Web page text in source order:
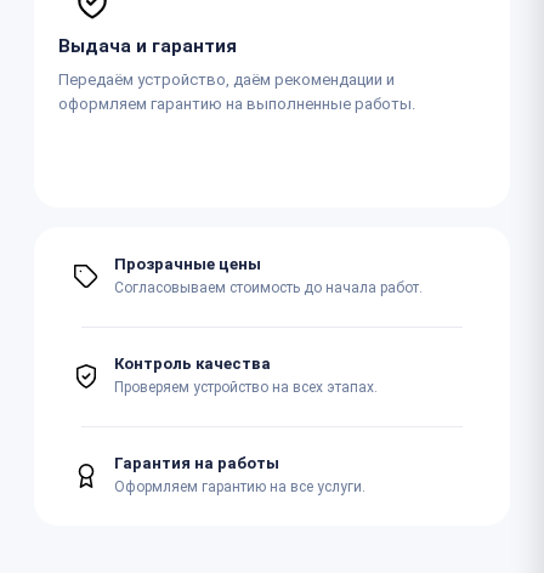
Выдача и гарантия
Передаём устройство, даём рекомендации и
оформляем гарантию на выполненные работы.
Прозрачные цены
Согласовываем стоимость до начала работ.
Контроль качества
Проверяем устройство на всех этапах.
Гарантия на работы
Оформляем гарантию на все услуги.